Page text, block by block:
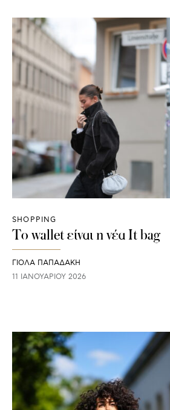
SHOPPING
Το wallet είναι η νέα It bag
ΓΙΌΛΑ ΠΑΠΑΔΆΚΗ
11 ΙΑΝΟΥΑΡΊΟΥ 2026